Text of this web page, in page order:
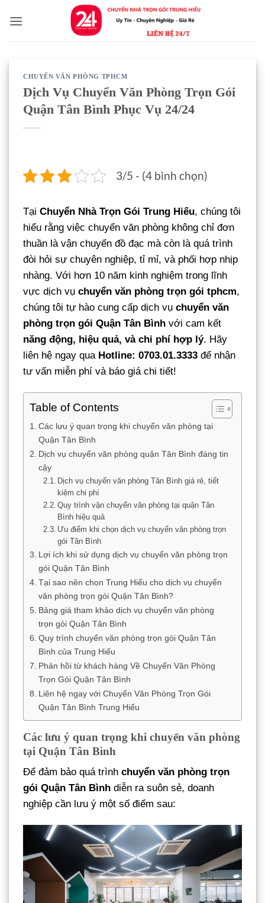
qua
CHUYỂN VĂN PHÒNG TPHCM
Dịch Vụ Chuyển Văn Phòng Trọn Gói
Quận Tân Bình Phục Vụ 24/24
3/5 - (4 bình chọn)
Tại Chuyển Nhà Trọn Gói Trung Hiếu, chúng tôi
hiểu rằng việc chuyển văn phòng không chỉ đơn
thuần là vận chuyển đồ đạc mà còn là quá trình
đòi hỏi sự chuyên nghiệp, tỉ mỉ, và phối hợp nhịp
nhàng. Với hơn 10 năm kinh nghiệm trong lĩnh
vực dịch vụ chuyển văn phòng trọn gói tphcm,
chúng tôi tự hào cung cấp dịch vụ chuyển văn
phòng trọn gói Quận Tân Bình với cam kết
năng động, hiệu quả, và chi phí hợp lý. Hãy
liên hệ ngay qua Hotline: 0703.01.3333 để nhận
tư vấn miễn phí và báo giá chi tiết!
Table of Contents
Các lưu ý quan trọng khi chuyển văn phòng tại
Quận Tân Bình
Dịch vụ chuyển văn phòng quận Tân Bình đáng tin
cậy
Dịch vụ chuyển văn phòng Tân Bình giá rẻ, tiết
kiệm chi phí
Quy trình vận chuyển văn phòng tại quận Tân
Bình hiệu quả
Ưu điểm khi chọn dịch vụ chuyển văn phòng trọn
gói Tân Bình
Lợi ích khi sử dụng dịch vụ chuyển văn phòng trọn
gói Quận Tân Bình
Tại sao nên chọn Trung Hiếu cho dịch vụ chuyển
văn phòng trọn gói Quận Tân Bình?
Bảng giá tham khảo dịch vụ chuyển văn phòng
trọn gói Quận Tân Bình
Quy trình chuyển văn phòng trọn gói Quận Tân
Bình của Trung Hiếu
Phản hồi từ khách hàng Về Chuyển Văn Phòng
Trọn Gói Quận Tân Bình
Liên hệ ngay với Chuyển Văn Phòng Trọn Gói
Quận Tân Bình Trung Hiếu
Các lưu ý quan trọng khi chuyển văn phòng
tại Quận Tân Bình
Để đảm bảo quá trình chuyển văn phòng trọn
gói Quận Tân Bình diễn ra suôn sẻ, doanh
nghiệp cần lưu ý một số điểm sau: